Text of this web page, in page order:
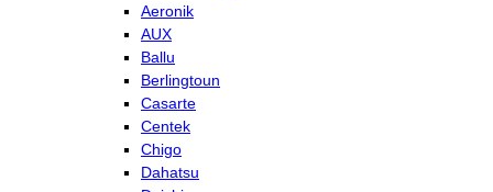
Aeronik
AUX
Ballu
Berlingtoun
Casarte
Centek
Chigo
Dahatsu